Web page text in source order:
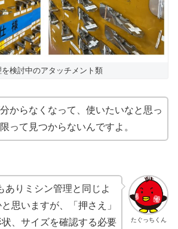
を検討中のアタッチメント類
からなくなって、 使いたいなと思っ
って見つからないんですよ。
たぐっちくん
ありミシン管理と同じよ
思いますが、「押さえ」
、サイズを確認する必要